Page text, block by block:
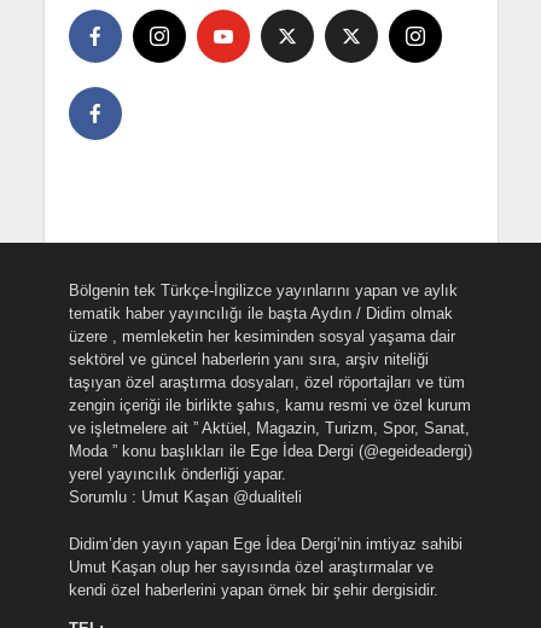
Bölgenin tek Türkçe-İngilizce yayınlarını yapan ve aylık
tematik haber yayıncılığı ile başta Aydın / Didim olmak
üzere , memleketin her kesiminden sosyal yaşama dair
sektörel ve güncel haberlerin yanı sıra, arşiv niteliği
taşıyan özel araştırma dosyaları, özel röportajları ve tüm
zengin içeriği ile birlikte şahıs, kamu resmi ve özel kurum
ve işletmelere ait ” Aktüel, Magazin, Turizm, Spor, Sanat,
Moda ” konu başlıkları ile Ege İdea Dergi (@egeideadergi)
yerel yayıncılık önderliği yapar.
Sorumlu : Umut Kaşan @dualiteli
Didim’den yayın yapan Ege İdea Dergi’nin imtiyaz sahibi
Umut Kaşan olup her sayısında özel araştırmalar ve
kendi özel haberlerini yapan örnek bir şehir dergisidir.